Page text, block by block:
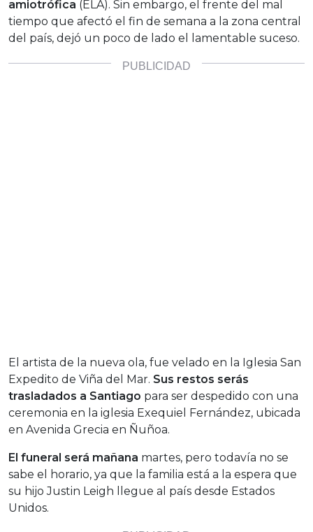
amiotrófica (ELA). Sin embargo, el frente del mal
tiempo que afectó el fin de semana a la zona central
del país, dejó un poco de lado el lamentable suceso.
El artista de la nueva ola, fue velado en la Iglesia San
Expedito de Viña del Mar. Sus restos serás
trasladados a Santiago para ser despedido con una
ceremonia en la iglesia Exequiel Fernández, ubicada
en Avenida Grecia en Ñuñoa.
El funeral será mañana martes, pero todavía no se
sabe el horario, ya que la familia está a la espera que
su hijo Justin Leigh llegue al país desde Estados
Unidos.